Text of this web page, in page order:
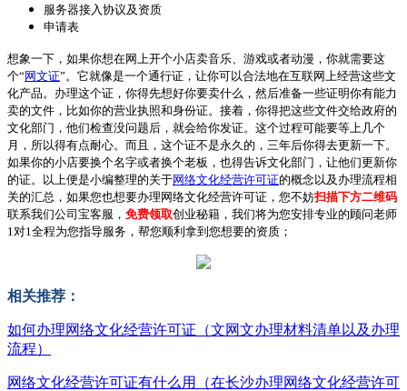
服务器接入协议及资质
申请表
想象一下，如果你想在网上开个小店卖音乐、游戏或者动漫，你就需要这
个“网文证”。它就像是一个通行证，让你可以合法地在互联网上经营这些文
化产品。办理这个证，你得先想好你要卖什么，然后准备一些证明你有能力
卖的文件，比如你的营业执照和身份证。接着，你得把这些文件交给政府的
文化部门，他们检查没问题后，就会给你发证。这个过程可能要等上几个
月，所以得有点耐心。而且，这个证不是永久的，三年后你得去更新一下。
如果你的小店要换个名字或者换个老板，也得告诉文化部门，让他们更新你
的证。以上便是小编整理的关于网络文化经营许可证的概念以及办理流程相
关的汇总，如果您也想要办理网络文化经营许可证，您不妨扫描下方二维码
联系我们公司宝客服， 免费领取创业秘籍，我们将为您安排专业的顾问老师
1对1全程为您指导服务，帮您顺利拿到您想要的资质；
相关推荐：
如何办理网络文化经营许可证（文网文办理材料清单以及办理
流程）
网络文化经营许可证有什么用（在长沙办理网络文化经营许可